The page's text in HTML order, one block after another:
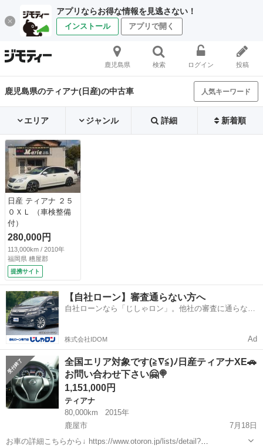
アプリならお得な情報を見逃さない！
インストール アプリで開く
鹿児島県 検索 ログイン 投稿
鹿児島県のティアナ(日産)の中古車 人気キーワード
エリア ジャンル 詳細 新着順
日産 ティアナ ２５
０ＸＬ （車検整備
付）
280,000円
113,000km / 2010年
福岡県 糟屋郡
提携サイト
【自社ローン】審査通らない方へ
自社ローンなら「じしゃロン」。他社の審査に通らなか
株式会社IDOM Ad
全国エリア対象です(≧∇≦)ﾉ日産ティアナXE🚗
お問い合わせ下さい🤗🍭
1,151,000円
ティアナ
80,000km
2015年
鹿屋市
7月18日
お車の詳細こちらから↓ https://www.otoron.jp/lists/detail?